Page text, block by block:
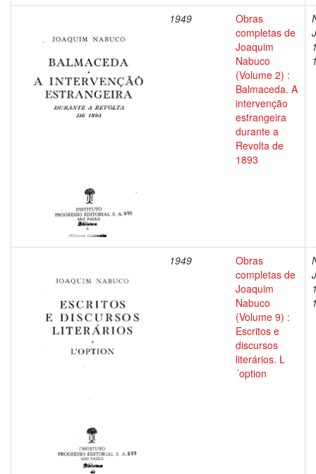
1949
Obras
completas de
Joaquim
Nabuco
(Volume 2) :
Balmaceda. A
intervenção
estrangeira
durante a
Revolta de
1893
1949
Obras
completas de
Joaquim
Nabuco
(Volume 9) :
Escritos e
discursos
literários. L
´option